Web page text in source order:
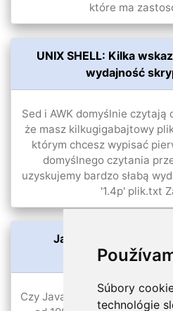
Súbory
technológie
które ma
UNIX SHELL: Kilka
wydajność
Sed i AWK domyślnie czytają
że masz kilkugigabajtowy
którym chcesz wypisać
domyślnego czytania
uzyskujemy bardzo słabą
'1.4p' plik.txt
Java?
Czy Java jest